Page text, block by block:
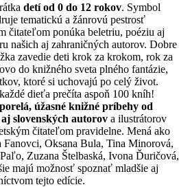
detí od 0 do 12 rokov. Symbol
tematickú a žánrovú pestrosť
čitateľom ponúka beletriu, poéziu aj
našich aj zahraničných autorov. Dobre
zavedie deti krok za krokom, rok za
do knižného sveta plného fantázie,
ktoré si uchovajú po celý život.
dieťa prečíta aspoň 100 kníh!
úžasné knižné príbehy od
slovenských autorov a ilustrátorov
čitateľom pravidelne. Mená ako
Oksana Bula, Tina Minorová,
Zuzana Štelbaská, Ivona Ďuričová,
majú možnosť spoznať mladšie aj
tejto edície.